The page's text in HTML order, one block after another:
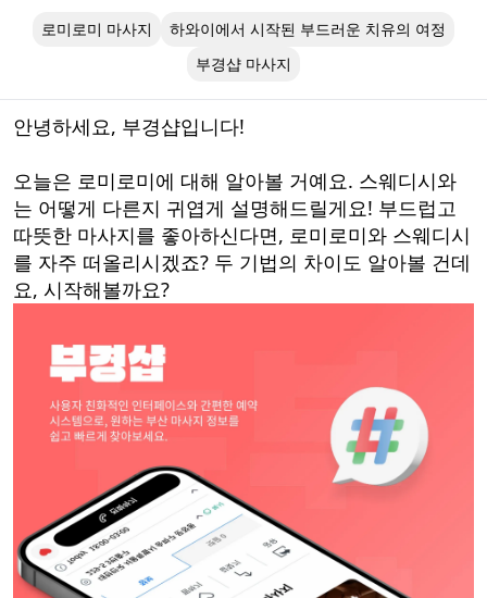
로미로미 마사지
하와이에서 시작된 부드러운 치유의 여정
부경샵 마사지
안녕하세요, 부경샵입니다!
오늘은 로미로미에 대해 알아볼 거예요. 스웨디시와
는 어떻게 다른지 귀엽게 설명해드릴게요! 부드럽고
따뜻한 마사지를 좋아하신다면, 로미로미와 스웨디시
를 자주 떠올리시겠죠? 두 기법의 차이도 알아볼 건데
요, 시작해볼까요?